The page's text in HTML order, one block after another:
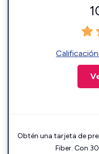
Obtén una tarjeta de
Fiber. Con